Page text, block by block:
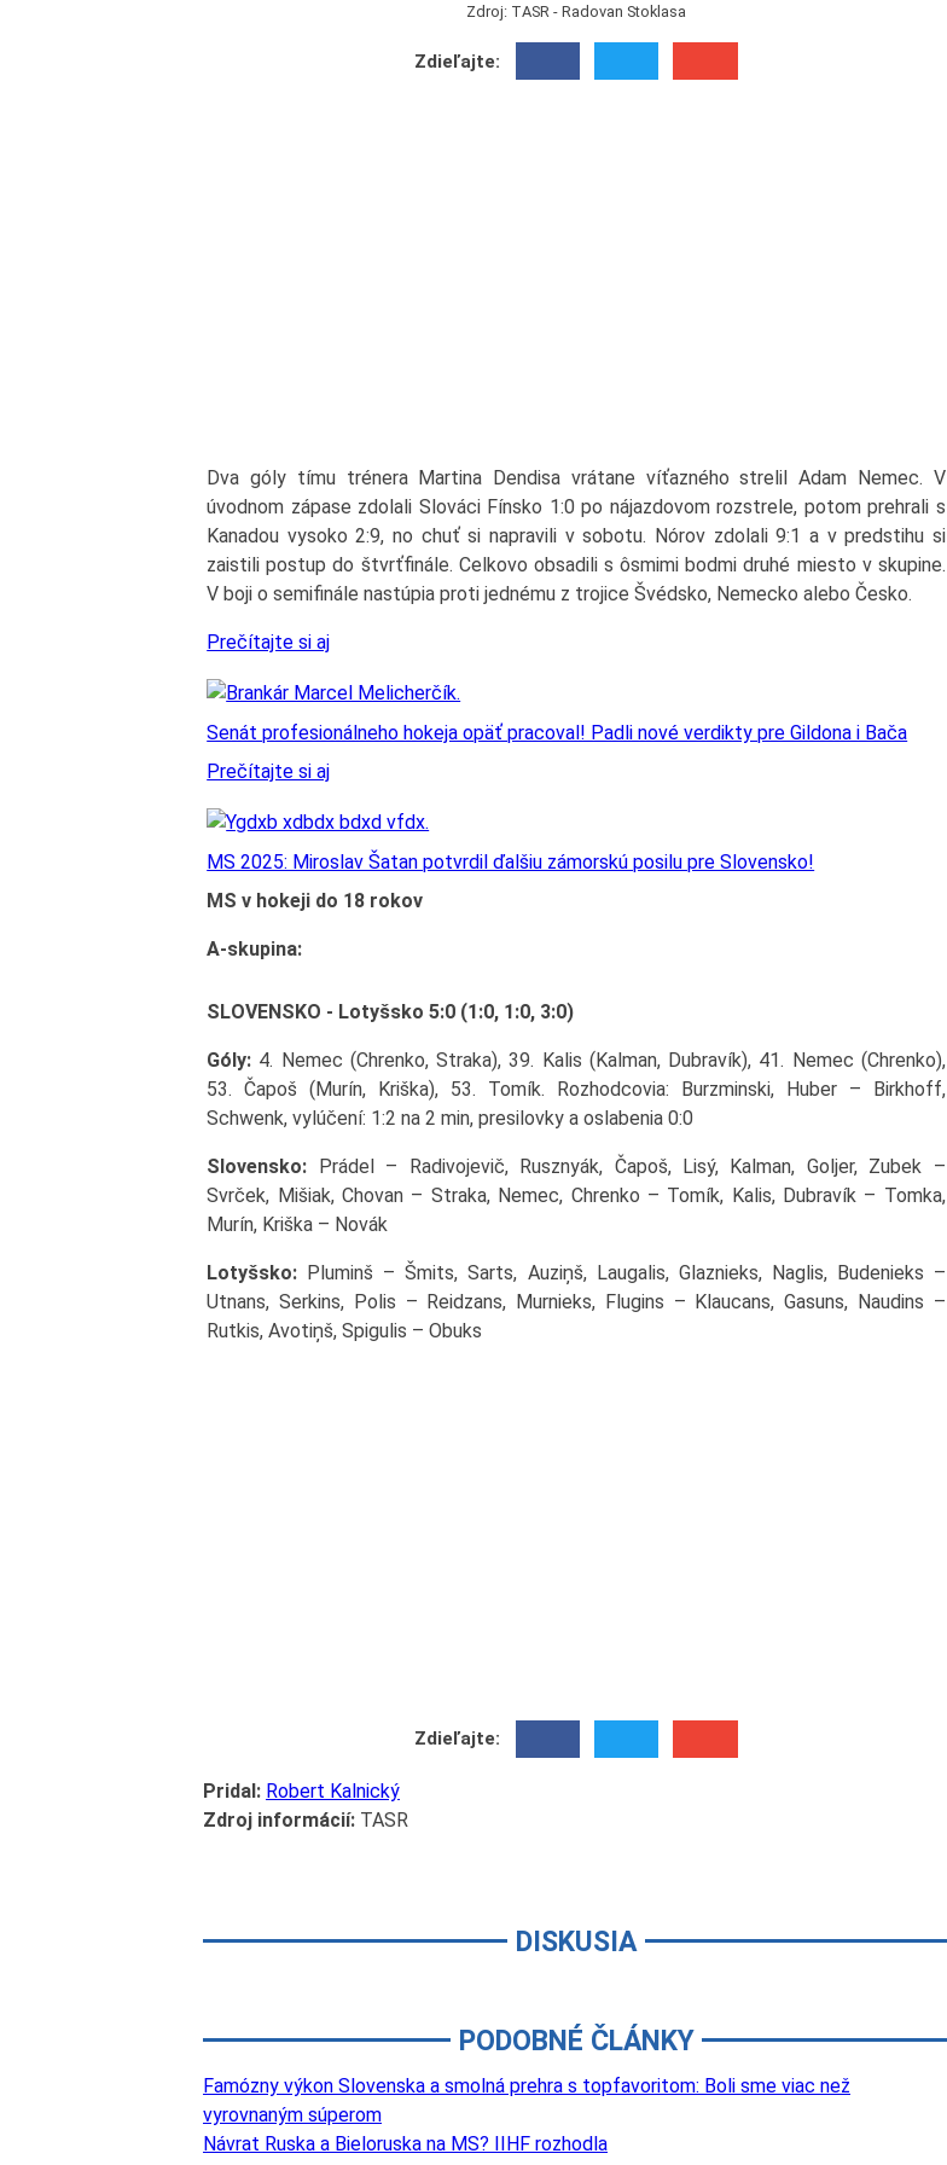
Zdroj: TASR - Radovan Stoklasa
Zdieľajte:
Dva góly tímu trénera Martina Dendisa vrátane víťazného strelil Adam Nemec. V
úvodnom zápase zdolali Slováci Fínsko 1:0 po nájazdovom rozstrele, potom prehrali s
Kanadou vysoko 2:9, no chuť si napravili v sobotu. Nórov zdolali 9:1 a v predstihu si
zaistili postup do štvrťfinále. Celkovo obsadili s ôsmimi bodmi druhé miesto v skupine.
V boji o semifinále nastúpia proti jednému z trojice Švédsko, Nemecko alebo Česko.
Prečítajte si aj
Senát profesionálneho hokeja opäť pracoval! Padli nové verdikty pre Gildona i Bača
Prečítajte si aj
MS 2025: Miroslav Šatan potvrdil ďalšiu zámorskú posilu pre Slovensko!
MS v hokeji do 18 rokov
A-skupina:
SLOVENSKO - Lotyšsko 5:0 (1:0, 1:0, 3:0)
Góly: 4. Nemec (Chrenko, Straka), 39. Kalis (Kalman, Dubravík), 41. Nemec (Chrenko),
53. Čapoš (Murín, Kriška), 53. Tomík. Rozhodcovia: Burzminski, Huber – Birkhoff,
Schwenk, vylúčení: 1:2 na 2 min, presilovky a oslabenia 0:0
Slovensko: Prádel – Radivojevič, Rusznyák, Čapoš, Lisý, Kalman, Goljer, Zubek –
Svrček, Mišiak, Chovan – Straka, Nemec, Chrenko – Tomík, Kalis, Dubravík – Tomka,
Murín, Kriška – Novák
Lotyšsko: Pluminš – Šmits, Sarts, Auziņš, Laugalis, Glaznieks, Naglis, Budenieks –
Utnans, Serkins, Polis – Reidzans, Murnieks, Flugins – Klaucans, Gasuns, Naudins –
Rutkis, Avotiņš, Spigulis – Obuks
Zdieľajte:
Pridal: Robert Kalnický
Zdroj informácií: TASR
DISKUSIA
PODOBNÉ ČLÁNKY
Famózny výkon Slovenska a smolná prehra s topfavoritom: Boli sme viac než
vyrovnaným súperom
Návrat Ruska a Bieloruska na MS? IIHF rozhodla